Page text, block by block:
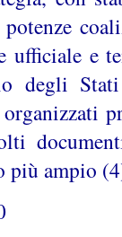
e
degli
più ampio